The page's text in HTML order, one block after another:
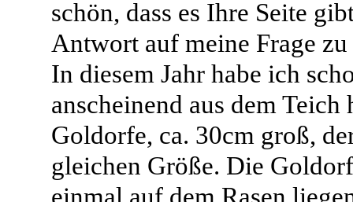
schön, dass es Ihre Seite
Antwort auf meine Frage
In diesem Jahr habe ich
anscheinend aus dem
Goldorfe, ca. 30cm groß,
gleichen Größe. Die